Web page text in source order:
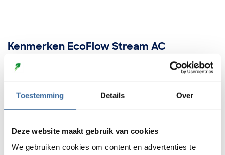
Toestemming Details Over
Deze website maakt gebruik van cookies
We gebruiken cookies om content en advertenties te
Kenmerken EcoFlow Stream AC
De EcoFlow Stream Pro biedt het perfecte systeem voor
het opslaan van uw energie:
Specificaties EcoFlow Stream Pro
Plug & Play
10 jaar garantie